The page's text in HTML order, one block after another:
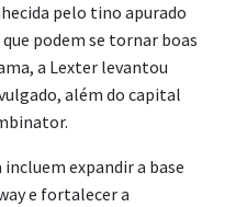
pelo tino apurado
podem se tornar boas
a Lexter levantou
além do capital
expandir a base
e fortalecer a